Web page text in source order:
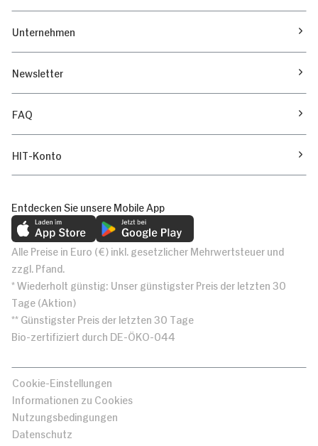
Unternehmen
Newsletter
FAQ
HIT-Konto
Entdecken Sie unsere Mobile App
Alle Preise in Euro (€) inkl. gesetzlicher Mehrwertsteuer und
zzgl. Pfand.
* Wiederholt günstig: Unser günstigster Preis der letzten 30
Tage (Aktion)
** Günstigster Preis der letzten 30 Tage
Bio-zertifiziert durch DE-ÖKO-044
Cookie-Einstellungen
Informationen zu Cookies
Nutzungsbedingungen
Datenschutz